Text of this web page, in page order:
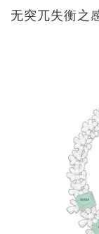
无突兀失衡之